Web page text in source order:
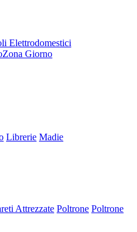
Elettrodomestici
Zona Giorno
Librerie Madie
Attrezzate Poltrone Poltrone